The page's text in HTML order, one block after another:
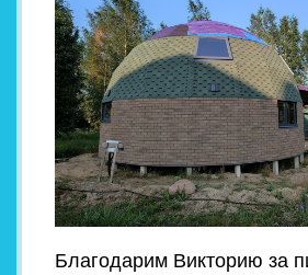
Благодарим Викторию за